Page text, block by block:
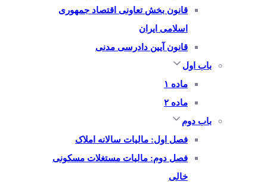
قانون بخش تعاونی اقتصاد جمهوری
اسلامی ایران
قانون آیین دادرسی مدنی
باب اول
ماده ۱
ماده ۲
باب دوم
فصل اول: مالیات سالانه املاک
فصل دوم: مالیات مستغلات مسکونی
خالی